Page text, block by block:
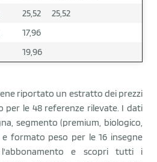
25,52
25,52
17,96
19,96
riportato un estratto dei prezzi
per le 48 referenze rilevate. I dati
segmento (premium, biologico,
formato peso per le 16 insegne
l'abbonamento e scopri tutti i